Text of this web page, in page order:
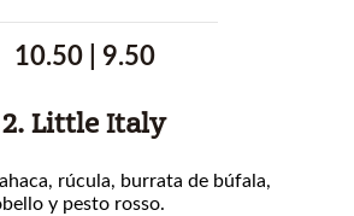
10.50 | 9.50
2. Little Italy
rúcula, burrata de búfala,
y pesto rosso.